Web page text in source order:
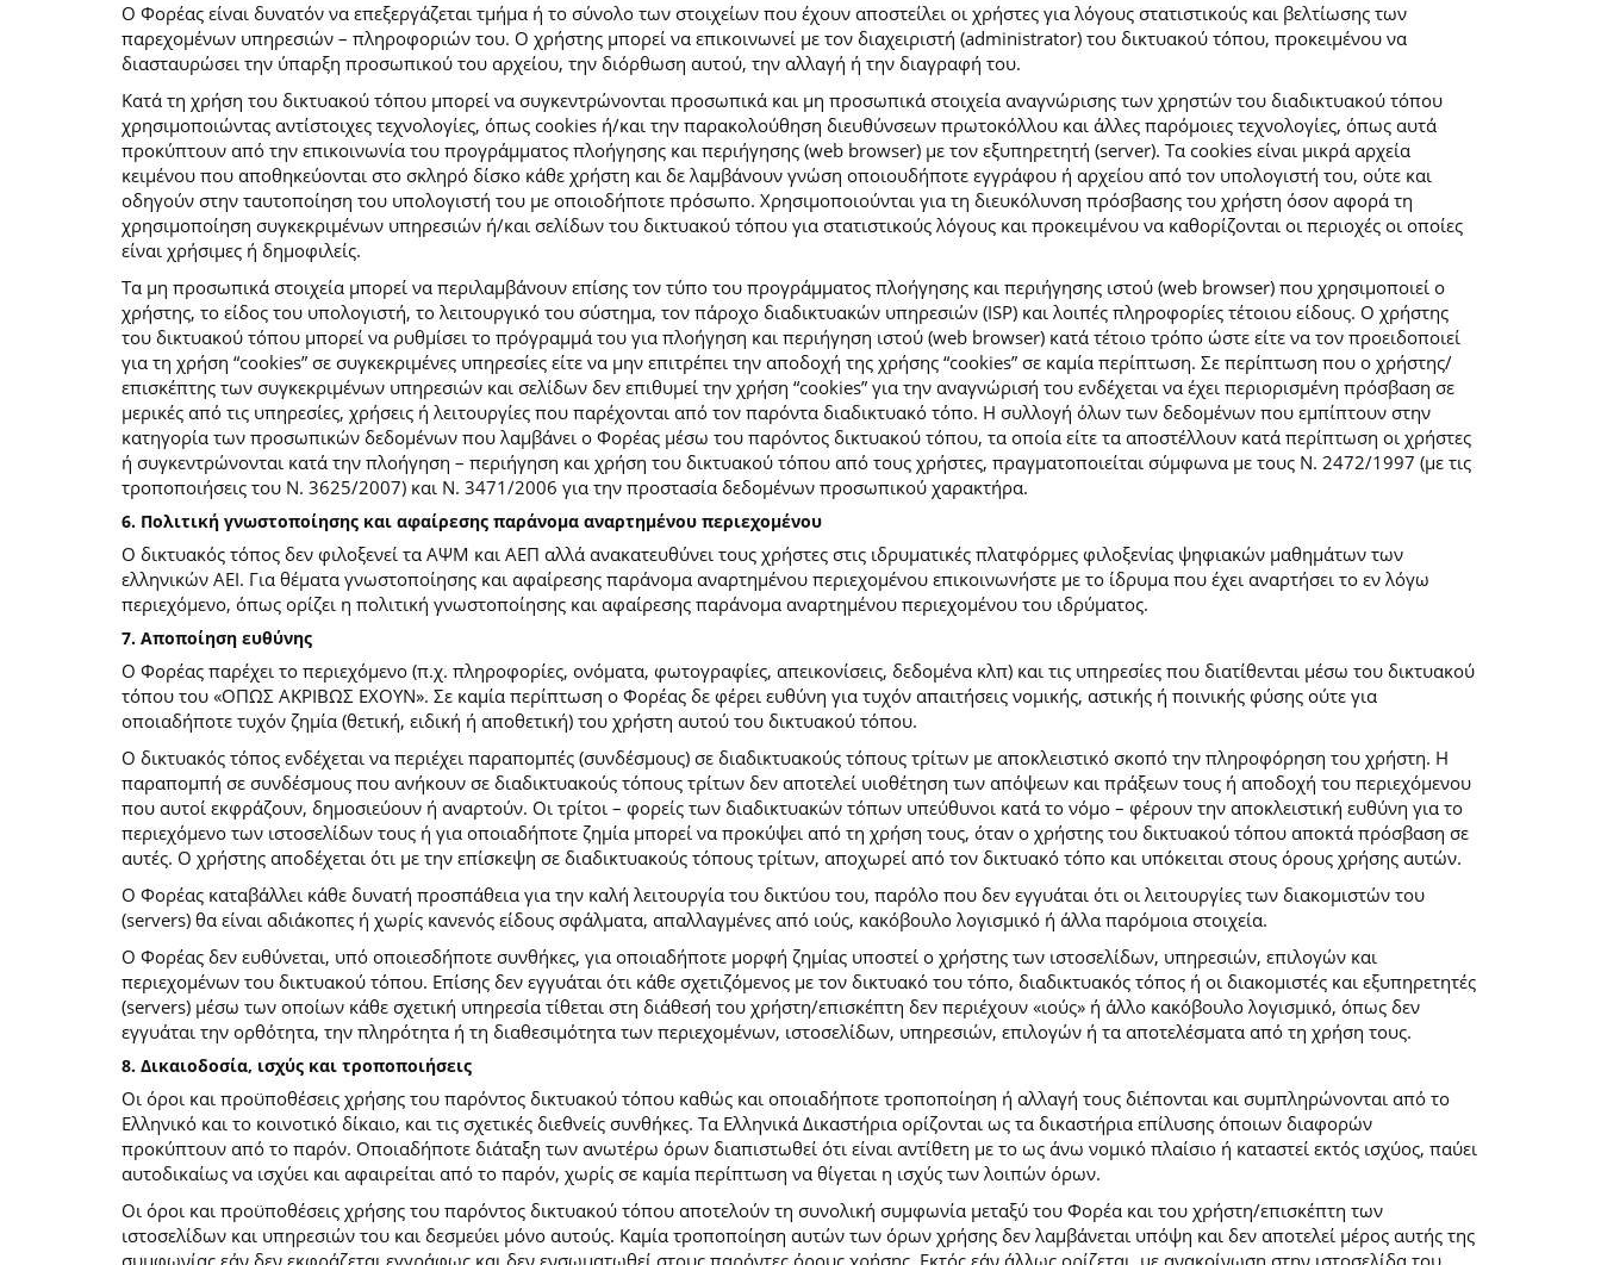
Ο Φορέας είναι δυνατόν να επεξεργάζεται τμήμα ή το σύνολο των στοιχείων που έχουν αποστείλει οι χρήστες για λόγους στατιστικούς και βελτίωσης των
παρεχομένων υπηρεσιών – πληροφοριών του. Ο χρήστης μπορεί να επικοινωνεί με τον διαχειριστή (administrator) του δικτυακού τόπου, προκειμένου να
διασταυρώσει την ύπαρξη προσωπικού του αρχείου, την διόρθωση αυτού, την αλλαγή ή την διαγραφή του.
Κατά τη χρήση του δικτυακού τόπου μπορεί να συγκεντρώνονται προσωπικά και μη προσωπικά στοιχεία αναγνώρισης των χρηστών του διαδικτυακού τόπου
χρησιμοποιώντας αντίστοιχες τεχνολογίες, όπως cookies ή/και την παρακολούθηση διευθύνσεων πρωτοκόλλου και άλλες παρόμοιες τεχνολογίες, όπως αυτά
προκύπτουν από την επικοινωνία του προγράμματος πλοήγησης και περιήγησης (web browser) με τον εξυπηρετητή (server). Τα cookies είναι μικρά αρχεία
κειμένου που αποθηκεύονται στο σκληρό δίσκο κάθε χρήστη και δε λαμβάνουν γνώση οποιουδήποτε εγγράφου ή αρχείου από τον υπολογιστή του, ούτε και
οδηγούν στην ταυτοποίηση του υπολογιστή του με οποιοδήποτε πρόσωπο. Χρησιμοποιούνται για τη διευκόλυνση πρόσβασης του χρήστη όσον αφορά τη
χρησιμοποίηση συγκεκριμένων υπηρεσιών ή/και σελίδων του δικτυακού τόπου για στατιστικούς λόγους και προκειμένου να καθορίζονται οι περιοχές οι οποίες
είναι χρήσιμες ή δημοφιλείς.
Τα μη προσωπικά στοιχεία μπορεί να περιλαμβάνουν επίσης τον τύπο του προγράμματος πλοήγησης και περιήγησης ιστού (web browser) που χρησιμοποιεί ο
χρήστης, το είδος του υπολογιστή, το λειτουργικό του σύστημα, τον πάροχο διαδικτυακών υπηρεσιών (ISP) και λοιπές πληροφορίες τέτοιου είδους. Ο χρήστης
του δικτυακού τόπου μπορεί να ρυθμίσει το πρόγραμμά του για πλοήγηση και περιήγηση ιστού (web browser) κατά τέτοιο τρόπο ώστε είτε να τον προειδοποιεί
για τη χρήση “cookies” σε συγκεκριμένες υπηρεσίες είτε να μην επιτρέπει την αποδοχή της χρήσης “cookies” σε καμία περίπτωση. Σε περίπτωση που ο χρήστης/
επισκέπτης των συγκεκριμένων υπηρεσιών και σελίδων δεν επιθυμεί την χρήση “cookies” για την αναγνώρισή του ενδέχεται να έχει περιορισμένη πρόσβαση σε
μερικές από τις υπηρεσίες, χρήσεις ή λειτουργίες που παρέχονται από τον παρόντα διαδικτυακό τόπο. Η συλλογή όλων των δεδομένων που εμπίπτουν στην
κατηγορία των προσωπικών δεδομένων που λαμβάνει ο Φορέας μέσω του παρόντος δικτυακού τόπου, τα οποία είτε τα αποστέλλουν κατά περίπτωση οι χρήστες
ή συγκεντρώνονται κατά την πλοήγηση – περιήγηση και χρήση του δικτυακού τόπου από τους χρήστες, πραγματοποιείται σύμφωνα με τους Ν. 2472/1997 (με τις
τροποποιήσεις του Ν. 3625/2007) και Ν. 3471/2006 για την προστασία δεδομένων προσωπικού χαρακτήρα.
6. Πολιτική γνωστοποίησης και αφαίρεσης παράνομα αναρτημένου περιεχομένου
Ο δικτυακός τόπος δεν φιλοξενεί τα ΑΨΜ και ΑΕΠ αλλά ανακατευθύνει τους χρήστες στις ιδρυματικές πλατφόρμες φιλοξενίας ψηφιακών μαθημάτων των
ελληνικών ΑΕΙ. Για θέματα γνωστοποίησης και αφαίρεσης παράνομα αναρτημένου περιεχομένου επικοινωνήστε με το ίδρυμα που έχει αναρτήσει το εν λόγω
περιεχόμενο, όπως ορίζει η πολιτική γνωστοποίησης και αφαίρεσης παράνομα αναρτημένου περιεχομένου του ιδρύματος.
7. Αποποίηση ευθύνης
Ο Φορέας παρέχει το περιεχόμενο (π.χ. πληροφορίες, ονόματα, φωτογραφίες, απεικονίσεις, δεδομένα κλπ) και τις υπηρεσίες που διατίθενται μέσω του δικτυακού
τόπου του «ΟΠΩΣ ΑΚΡΙΒΩΣ ΕΧΟΥΝ». Σε καμία περίπτωση ο Φορέας δε φέρει ευθύνη για τυχόν απαιτήσεις νομικής, αστικής ή ποινικής φύσης ούτε για
οποιαδήποτε τυχόν ζημία (θετική, ειδική ή αποθετική) του χρήστη αυτού του δικτυακού τόπου.
O δικτυακός τόπος ενδέχεται να περιέχει παραπομπές (συνδέσμους) σε διαδικτυακούς τόπους τρίτων με αποκλειστικό σκοπό την πληροφόρηση του χρήστη. Η
παραπομπή σε συνδέσμους που ανήκουν σε διαδικτυακούς τόπους τρίτων δεν αποτελεί υιοθέτηση των απόψεων και πράξεων τους ή αποδοχή του περιεχόμενου
που αυτοί εκφράζουν, δημοσιεύουν ή αναρτούν. Οι τρίτοι – φορείς των διαδικτυακών τόπων υπεύθυνοι κατά το νόμο – φέρουν την αποκλειστική ευθύνη για το
περιεχόμενο των ιστοσελίδων τους ή για οποιαδήποτε ζημία μπορεί να προκύψει από τη χρήση τους, όταν ο χρήστης του δικτυακού τόπου αποκτά πρόσβαση σε
αυτές. Ο χρήστης αποδέχεται ότι με την επίσκεψη σε διαδικτυακούς τόπους τρίτων, αποχωρεί από τον δικτυακό τόπο και υπόκειται στους όρους χρήσης αυτών.
Ο Φορέας καταβάλλει κάθε δυνατή προσπάθεια για την καλή λειτουργία του δικτύου του, παρόλο που δεν εγγυάται ότι οι λειτουργίες των διακομιστών του
(servers) θα είναι αδιάκοπες ή χωρίς κανενός είδους σφάλματα, απαλλαγμένες από ιούς, κακόβουλο λογισμικό ή άλλα παρόμοια στοιχεία.
Ο Φορέας δεν ευθύνεται, υπό οποιεσδήποτε συνθήκες, για οποιαδήποτε μορφή ζημίας υποστεί ο χρήστης των ιστοσελίδων, υπηρεσιών, επιλογών και
περιεχομένων του δικτυακού τόπου. Επίσης δεν εγγυάται ότι κάθε σχετιζόμενος με τον δικτυακό του τόπο, διαδικτυακός τόπος ή οι διακομιστές και εξυπηρετητές
(servers) μέσω των οποίων κάθε σχετική υπηρεσία τίθεται στη διάθεσή του χρήστη/επισκέπτη δεν περιέχουν «ιούς» ή άλλο κακόβουλο λογισμικό, όπως δεν
εγγυάται την ορθότητα, την πληρότητα ή τη διαθεσιμότητα των περιεχομένων, ιστοσελίδων, υπηρεσιών, επιλογών ή τα αποτελέσματα από τη χρήση τους.
8. Δικαιοδοσία, ισχύς και τροποποιήσεις
Οι όροι και προϋποθέσεις χρήσης του παρόντος δικτυακού τόπου καθώς και οποιαδήποτε τροποποίηση ή αλλαγή τους διέπονται και συμπληρώνονται από το
Ελληνικό και το κοινοτικό δίκαιο, και τις σχετικές διεθνείς συνθήκες. Τα Ελληνικά Δικαστήρια ορίζονται ως τα δικαστήρια επίλυσης όποιων διαφορών
προκύπτουν από το παρόν. Οποιαδήποτε διάταξη των ανωτέρω όρων διαπιστωθεί ότι είναι αντίθετη με το ως άνω νομικό πλαίσιο ή καταστεί εκτός ισχύος, παύει
αυτοδικαίως να ισχύει και αφαιρείται από το παρόν, χωρίς σε καμία περίπτωση να θίγεται η ισχύς των λοιπών όρων.
Οι όροι και προϋποθέσεις χρήσης του παρόντος δικτυακού τόπου αποτελούν τη συνολική συμφωνία μεταξύ του Φορέα και του χρήστη/επισκέπτη των
ιστοσελίδων και υπηρεσιών του και δεσμεύει μόνο αυτούς. Καμία τροποποίηση αυτών των όρων χρήσης δεν λαμβάνεται υπόψη και δεν αποτελεί μέρος αυτής της